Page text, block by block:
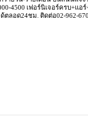
4500 เฟอร์นิเจอร์ครบ+แอ
ลอด24ชม. ติดต่อ02-962-